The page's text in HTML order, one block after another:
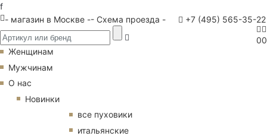
f
- магазин в Москве -- Схема проезда - +7 (495) 565-35-22
00
Женщинам
Мужчинам
О нас
Новинки
все пуховики
итальянские